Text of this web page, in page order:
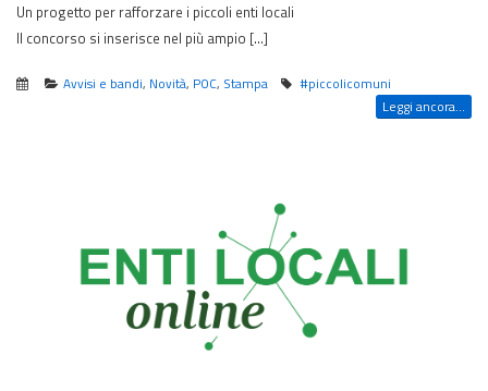
Un progetto per rafforzare i piccoli enti locali
Il concorso si inserisce nel più ampio […]
Avvisi e bandi, Novità, POC, Stampa #piccolicomuni
Leggi ancora...